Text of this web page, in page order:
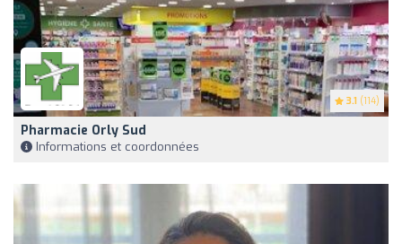
3.1 (114)
Pharmacie Orly Sud
Informations et coordonnées